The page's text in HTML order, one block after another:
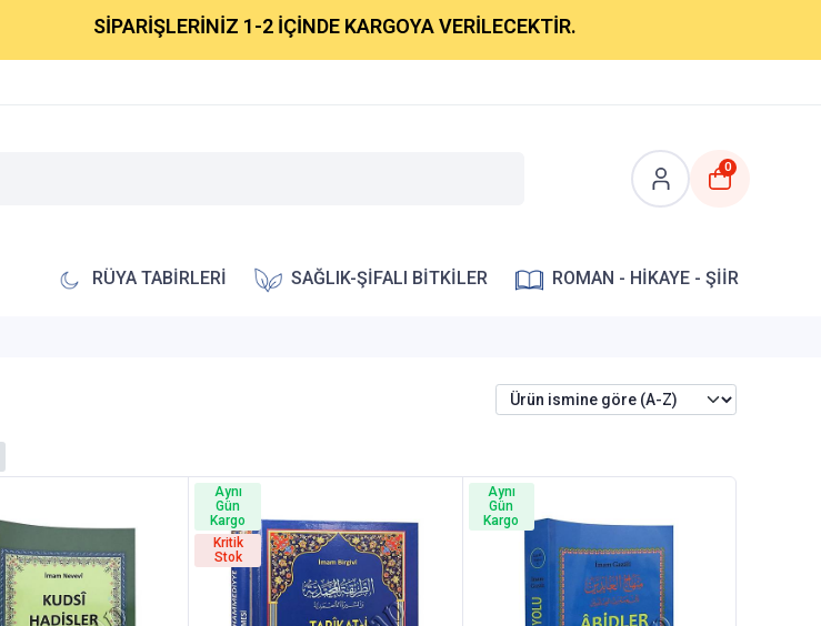
SİPARİŞLERİNİZ 1-2 İÇİNDE KARGOYA VERİLECEKTİR.
0
RÜYA TABİRLERİ SAĞLIK-ŞİFALI BİTKİLER ROMAN - HİKAYE - ŞİİR
Aynı
Gün
Kargo
Kritik
Stok
Aynı
Gün
Kargo